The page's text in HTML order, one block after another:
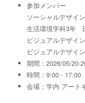
参加メンバー
ソーシャルデザイ
生活環境学科3年
ビジュアルデザイ
ビジュアルデザイ
期間：2026/05/20-
時間：9:00 - 17:00
会場：学内 アート